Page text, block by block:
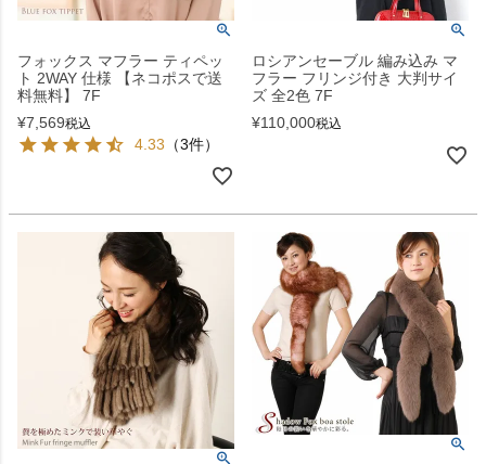
フォックス マフラー ティペッ
ト 2WAY 仕様 【ネコポスで送
料無料】 7F
¥7,569税込
4.33 （3件）
ロシアンセーブル 編み込み マ
フラー フリンジ付き 大判サイ
ズ 全2色 7F
¥110,000税込